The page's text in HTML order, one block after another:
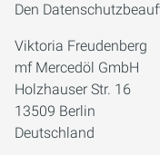
Den
Viktoria Freudenberg
mf Mercedöl GmbH
Holzhauser Str. 16
13509 Berlin
Deutschland